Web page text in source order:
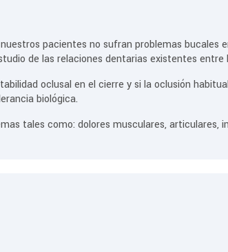
pacientes no sufran problemas bucales
de las relaciones dentarias existentes entre
oclusal en el cierre y si la oclusión
biológica.
tales como: dolores musculares, articulares,